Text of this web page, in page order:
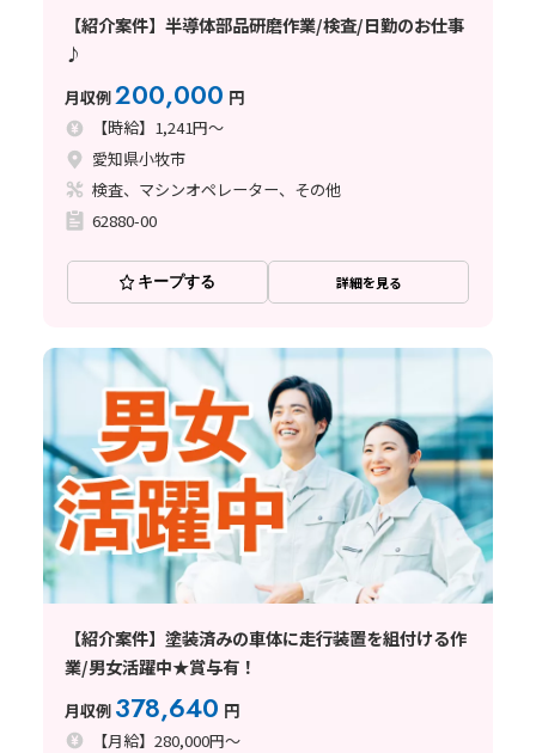
【紹介案件】半導体部品研磨作業/検査/日勤のお仕事
♪
月収例200,000 円
【時給】1,241円～
愛知県小牧市
検査、マシンオペレーター、その他
62880-00
キープする 詳細を見る
【紹介案件】塗装済みの車体に走行装置を組付ける作
業/男女活躍中★賞与有！
月収例 378,640 円
【月給】280,000円～